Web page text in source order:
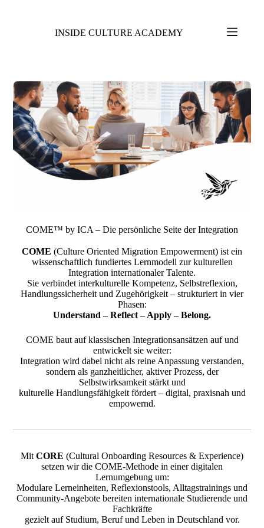
INSIDE CULTURE ACADEMY
COME™ by ICA – Die persönliche Seite der Integration
COME (Culture Oriented Migration Empowerment) ist ein
wissenschaftlich fundiertes Lernmodell zur kulturellen
Integration internationaler Talente.
Sie verbindet interkulturelle Kompetenz, Selbstreflexion,
Handlungssicherheit und Zugehörigkeit – strukturiert in vier
Phasen:
Understand – Reflect – Apply – Belong.
COME baut auf klassischen Integrationsansätzen auf und
entwickelt sie weiter:
Integration wird dabei nicht als reine Anpassung verstanden,
sondern als ganzheitlicher, aktiver Prozess, der
Selbstwirksamkeit stärkt und
kulturelle Handlungsfähigkeit fördert – digital, praxisnah und
empowernd.
Mit CORE (Cultural Onboarding Resources & Experience)
setzen wir die COME-Methode in einer digitalen
Lernumgebung um:
Modulare Lerneinheiten, Reflexionstools, Alltagstrainings und
Community-Angebote bereiten internationale Studierende und
Fachkräfte
gezielt auf Studium, Beruf und Leben in Deutschland vor.